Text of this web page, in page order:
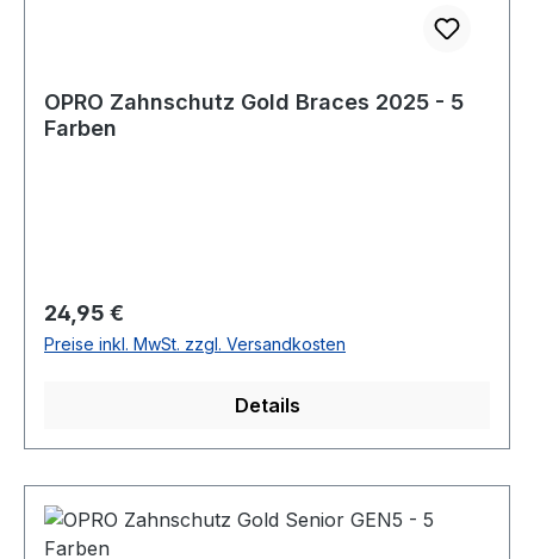
OPRO Zahnschutz Gold Braces 2025 - 5
Farben
Regulärer Preis:
24,95 €
Preise inkl. MwSt. zzgl. Versandkosten
Details